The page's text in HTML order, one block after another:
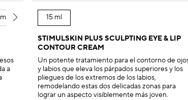
a
15 ml
STIMULSKIN PLUS SCULPTING EYE & LIP
CONTOUR CREAM
Un potente tratamiento para el contorno de
y labios que eleva los párpados superiores y los
pliegues de los extremos de los labios,
remodelando estas dos delicadas zonas para
lograr un aspecto visiblemente más joven.